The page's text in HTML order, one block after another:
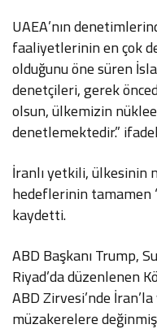
UAEA’nın
faaliyetlerinin en çok
olduğunu öne süren
denetçileri, gerek
olsun, ülkemizin
denetlemektedir.”
İranlı yetkili, ülkesinin
hedeflerinin tamamen
kaydetti.
ABD Başkanı Trump,
Riyad’da düzenlenen
ABD Zirvesi’nde
müzakerelere